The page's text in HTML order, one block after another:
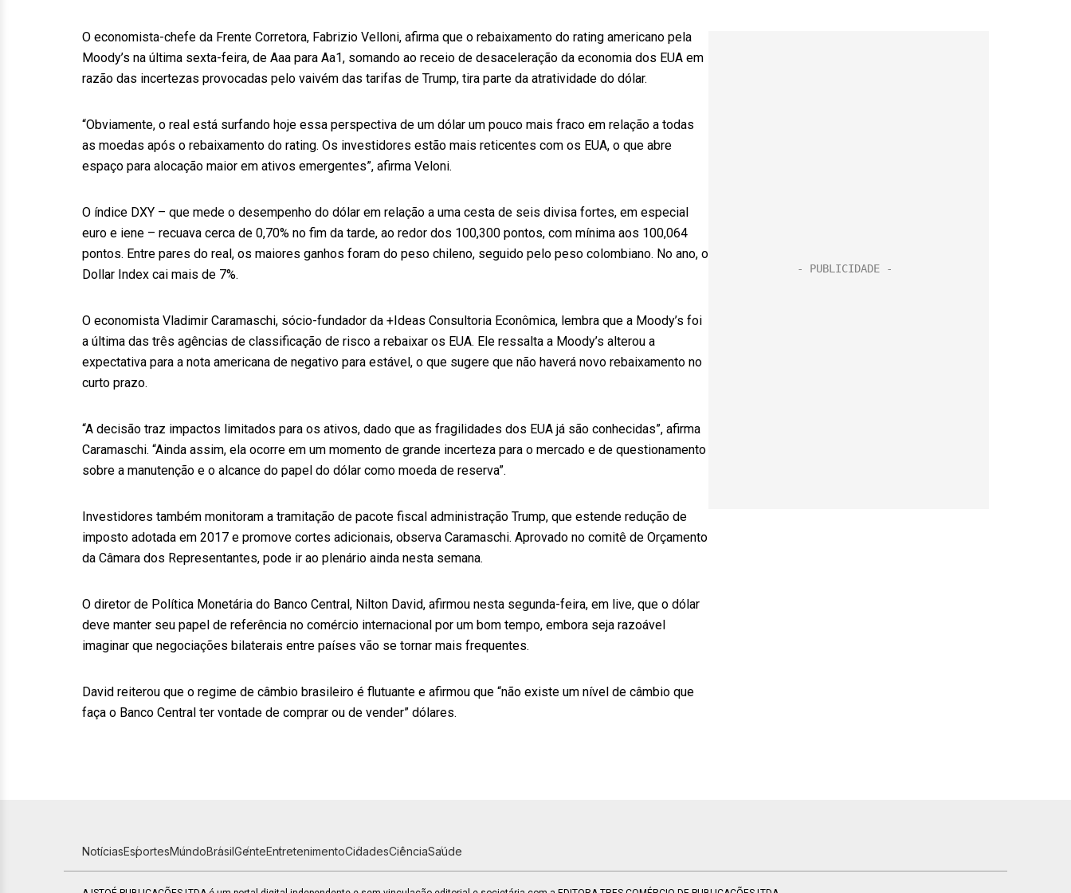
O economista-chefe da Frente Corretora, Fabrizio Velloni, afirma que o rebaixamento do rating americano pela
Moody’s na última sexta-feira, de Aaa para Aa1, somando ao receio de desaceleração da economia dos EUA em
razão das incertezas provocadas pelo vaivém das tarifas de Trump, tira parte da atratividade do dólar.
“Obviamente, o real está surfando hoje essa perspectiva de um dólar um pouco mais fraco em relação a todas
as moedas após o rebaixamento do rating. Os investidores estão mais reticentes com os EUA, o que abre
espaço para alocação maior em ativos emergentes”, afirma Veloni.
O índice DXY – que mede o desempenho do dólar em relação a uma cesta de seis divisa fortes, em especial
euro e iene – recuava cerca de 0,70% no fim da tarde, ao redor dos 100,300 pontos, com mínima aos 100,064
pontos. Entre pares do real, os maiores ganhos foram do peso chileno, seguido pelo peso colombiano. No ano, o
Dollar Index cai mais de 7%.
O economista Vladimir Caramaschi, sócio-fundador da +Ideas Consultoria Econômica, lembra que a Moody’s foi
a última das três agências de classificação de risco a rebaixar os EUA. Ele ressalta a Moody’s alterou a
expectativa para a nota americana de negativo para estável, o que sugere que não haverá novo rebaixamento no
curto prazo.
“A decisão traz impactos limitados para os ativos, dado que as fragilidades dos EUA já são conhecidas”, afirma
Caramaschi. “Ainda assim, ela ocorre em um momento de grande incerteza para o mercado e de questionamento
sobre a manutenção e o alcance do papel do dólar como moeda de reserva”.
Investidores também monitoram a tramitação de pacote fiscal administração Trump, que estende redução de
imposto adotada em 2017 e promove cortes adicionais, observa Caramaschi. Aprovado no comitê de Orçamento
da Câmara dos Representantes, pode ir ao plenário ainda nesta semana.
O diretor de Política Monetária do Banco Central, Nilton David, afirmou nesta segunda-feira, em live, que o dólar
deve manter seu papel de referência no comércio internacional por um bom tempo, embora seja razoável
imaginar que negociações bilaterais entre países vão se tornar mais frequentes.
David reiterou que o regime de câmbio brasileiro é flutuante e afirmou que “não existe um nível de câmbio que
faça o Banco Central ter vontade de comprar ou de vender” dólares.
NotíciasEsportesMundoBrasilGenteEntretenimentoCidadesCiênciaSaúde